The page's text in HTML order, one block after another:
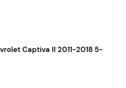
Captiva II 2011-2018 5-